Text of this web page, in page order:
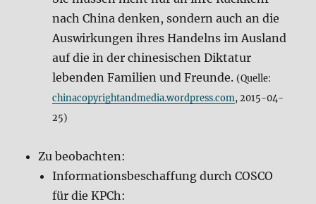
nach China denken, sondern auch an die
Auswirkungen ihres Handelns im Ausland
auf die in der chinesischen Diktatur
lebenden Familien und Freunde. (Quelle:
chinacopyrightandmedia.wordpress.com, 2015-04-
25)
Zu beobachten:
Informationsbeschaffung durch COSCO
für die KPCh: